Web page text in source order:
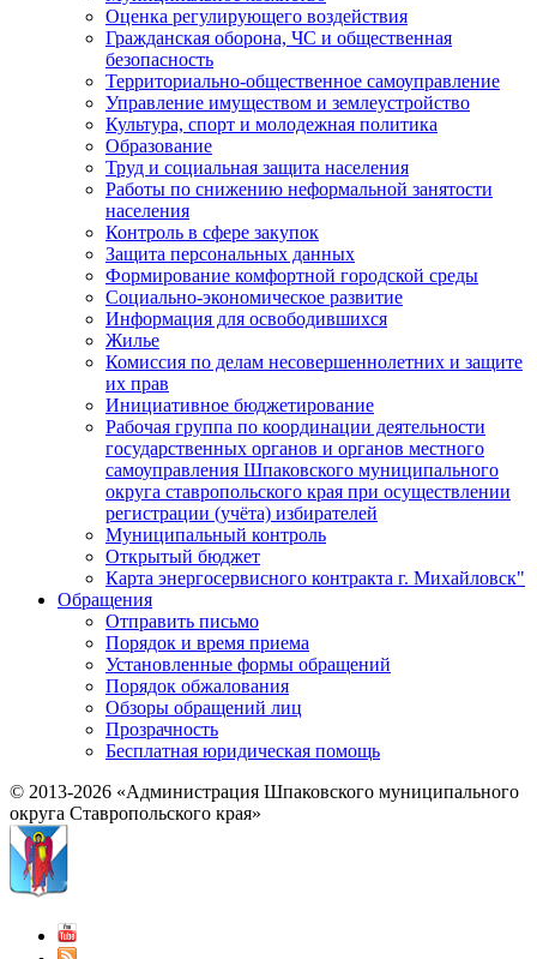
Оценка регулирующего воздействия
Гражданская оборона, ЧС и общественная
безопасность
Территориально-общественное самоуправление
Управление имуществом и землеустройство
Культура, спорт и молодежная политика
Образование
Труд и социальная защита населения
Работы по снижению неформальной занятости
населения
Контроль в сфере закупок
Защита персональных данных
Формирование комфортной городской среды
Социально-экономическое развитие
Информация для освободившихся
Жилье
Комиссия по делам несовершеннолетних и защите
их прав
Инициативное бюджетирование
Рабочая группа по координации деятельности
государственных органов и органов местного
самоуправления Шпаковского муниципального
округа ставропольского края при осуществлении
регистрации (учёта) избирателей
Муниципальный контроль
Открытый бюджет
Карта энергосервисного контракта г. Михайловск"
Обращения
Отправить письмо
Порядок и время приема
Установленные формы обращений
Порядок обжалования
Обзоры обращений лиц
Прозрачность
Бесплатная юридическая помощь
© 2013-2026 «Администрация Шпаковского муниципального
округа Ставропольского края»